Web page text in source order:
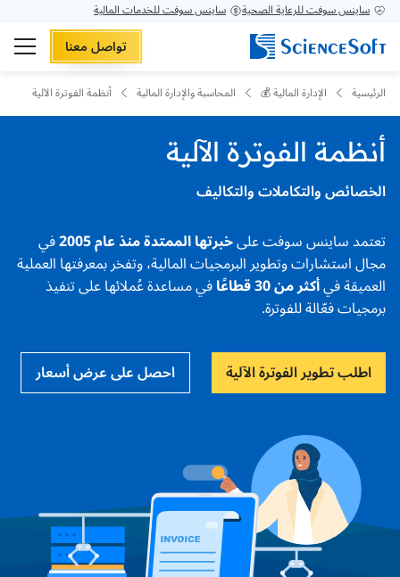
ساينس سوفت للرعاية الصحية ساينس سوفت للخدمات المالية
تواصل معنا
الرئيسية الإدارة المالية 💰 المحاسبة والإدارة المالية أنظمة الفوترة الآلية
أنظمة الفوترة الآلية
الخصائص والتكاملات والتكاليف
تعتمد ساينس سوفت علىخبرتها الممتدة منذ عام 2005 في
مجال استشارات وتطوير البرمجيات المالية، وتفخر بمعرفتها العملية
العميقة فيأكثر من 30 قطاعًا في مساعدة عُملائها على تنفيذ
برمجيات فعّالة للفوترة.
اطلب تطوير الفوترة الآلية احصل على عرض أسعار